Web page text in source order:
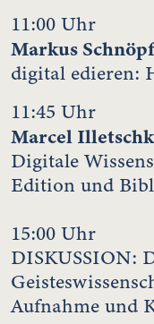
11:00 Uhr
Markus
digital edieren:
11:45 Uhr
Marcel
Digitale
Edition und
15:00 Uhr
DISKUSSION:
Aufnahme und